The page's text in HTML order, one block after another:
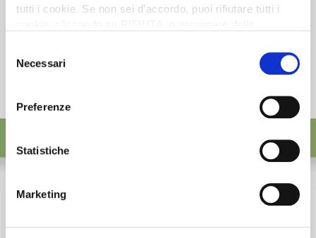
tutti i cookie. Se non sei d’accordo, puoi rifiutare tutti i
desideri accettare e cliccando ACCETTA SELEZIONATI.
delNecessari
Preferenze
Statistiche
Marketing